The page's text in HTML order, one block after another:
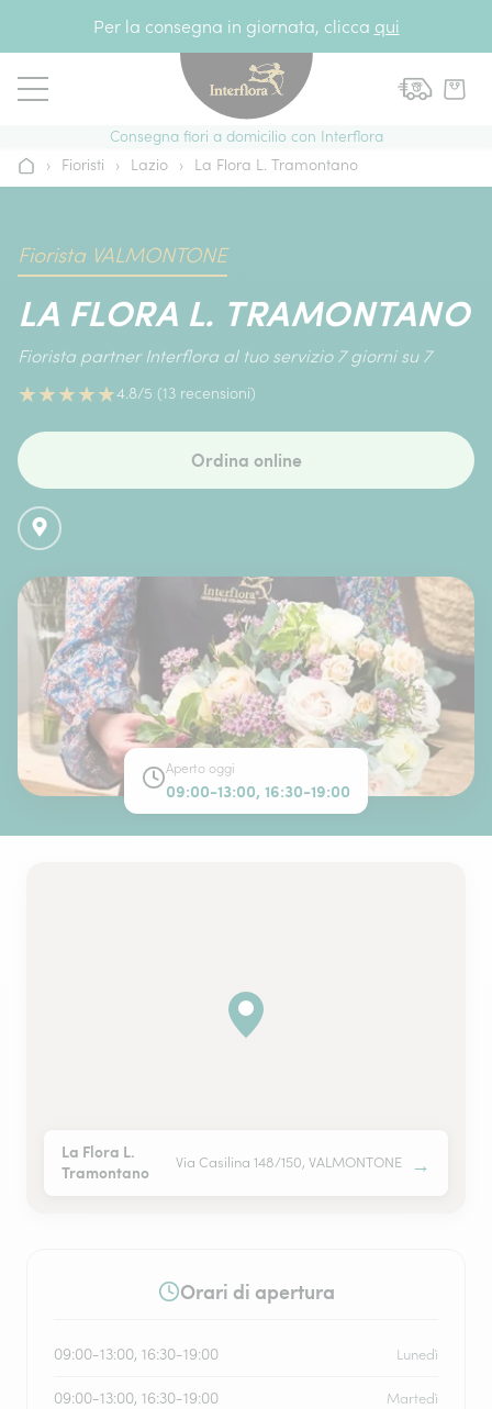
Per la consegna in giornata, clicca qui
Consegna fiori a domicilio con Interflora
Home› Fioristi › Lazio › La Flora L. Tramontano
Fiorista VALMONTONE
LA FLORA L. TRAMONTANO
Fiorista partner Interflora al tuo servizio 7 giorni su 7
★★★★★4.8/5 (13 recensioni)
Ordina online
Aperto oggi
09:00-13:00, 16:30-19:00
La Flora L.
Tramontano
Via Casilina 148/150, VALMONTONE →
Orari di apertura
09:00-13:00, 16:30-19:00 Lunedì
09:00-13:00, 16:30-19:00 Martedì